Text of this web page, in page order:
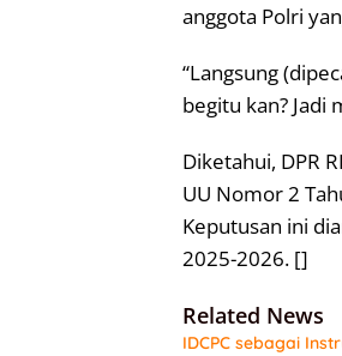
anggota Polri
“Langsung
begitu kan? Jadi
Diketahui, DPR
UU Nomor 2
Keputusan ini
2025-2026. []
Related News
IDCPC sebagai